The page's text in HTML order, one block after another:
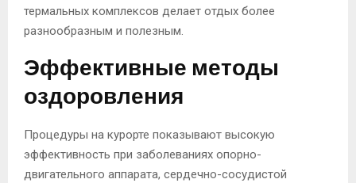
термальных комплексов делает отдых более
разнообразным и полезным.
Эффективные методы
оздоровления
Процедуры на курорте показывают высокую
эффективность при заболеваниях опорно-
двигательного аппарата, сердечно-сосудистой